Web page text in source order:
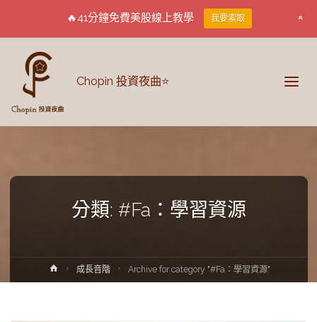
Chopin 投資夜曲⭐
分類: #Fa：學習資源
成長音階 Archive for category "#Fa：學習資源"
🔥41分鐘免費美股線上教學 我要索取 +